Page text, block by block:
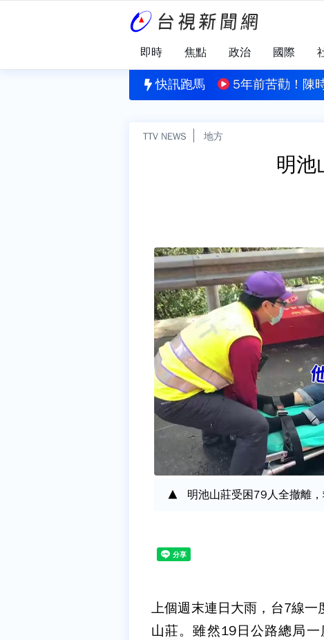
即時 焦點 政治 國際
快訊跑馬
園「3師3生中彈喪命」 槍手教室內自戕亡5年前苦勸！陳
TTV NEWS 地方
明
明池山莊受困79人全撤離
上個週末連日大雨，台7線
山莊。雖然19日公路總局